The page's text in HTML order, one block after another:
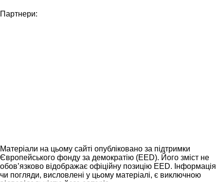
Партнери:
Матеріали на цьому сайті опубліковано за підтримки
Європейського фонду за демократію (EED). Його зміст не
обов’язково відображає офіційну позицію EED. Інформація
чи погляди, висловлені у цьому матеріалі, є виключною